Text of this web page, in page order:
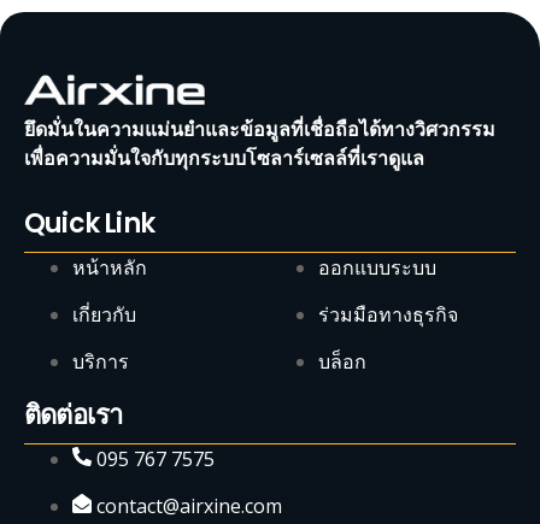
ยึดมั่นในความแม่นยำและข้อมูลที่เชื่อถือได้ทางวิศวกรรม
เพื่อความมั่นใจกับทุกระบบโซลาร์เซลล์ที่เราดูแล
Quick Link
หน้าหลัก
เกี่ยวกับ
บริการ
ออกแบบระบบ
ร่วมมือทางธุรกิจ
บล็อก
ติดต่อเรา
095 767 7575
contact@airxine.com